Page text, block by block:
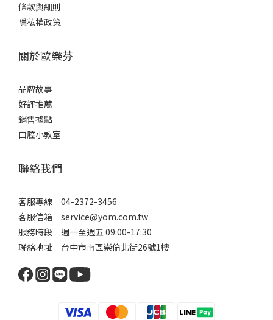
條款與細則
隱私權政策
關於歐樂芬
品牌故事
好評推薦
銷售據點
口腔小教室
聯絡我們
客服專線｜04-2372-3456
客服信箱｜service@yom.com.tw
服務時段｜週一至週五 09:00-17:30
聯絡地址｜台中市南區崇倫北街26號1樓